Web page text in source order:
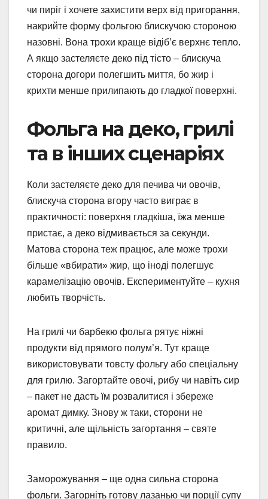
чи пиріг і хочете захистити верх від пригорання,
накрийте форму фольгою блискучою стороною
назовні. Вона трохи краще відіб’є верхнє тепло.
А якщо застеляєте деко під тісто – блискуча
сторона догори полегшить миття, бо жир і
крихти менше прилипають до гладкої поверхні.
Фольга на деко, грилі
та в інших сценаріях
Коли застеляєте деко для печива чи овочів,
блискуча сторона вгору часто виграє в
практичності: поверхня гладкіша, їжа менше
пристає, а деко відмивається за секунди.
Матова сторона теж працює, але може трохи
більше «вбирати» жир, що іноді полегшує
карамелізацію овочів. Експериментуйте – кухня
любить творчість.
На грилі чи барбекю фольга рятує ніжні
продукти від прямого полум’я. Тут краще
використовувати товсту фольгу або спеціальну
для грилю. Загортайте овочі, рибу чи навіть сир
– пакет не дасть їм розвалитися і збереже
аромат димку. Знову ж таки, сторони не
критичні, але щільність загортання – святе
правило.
Заморожування – ще одна сильна сторона
фольги. Загорніть готову лазанью чи порції супу